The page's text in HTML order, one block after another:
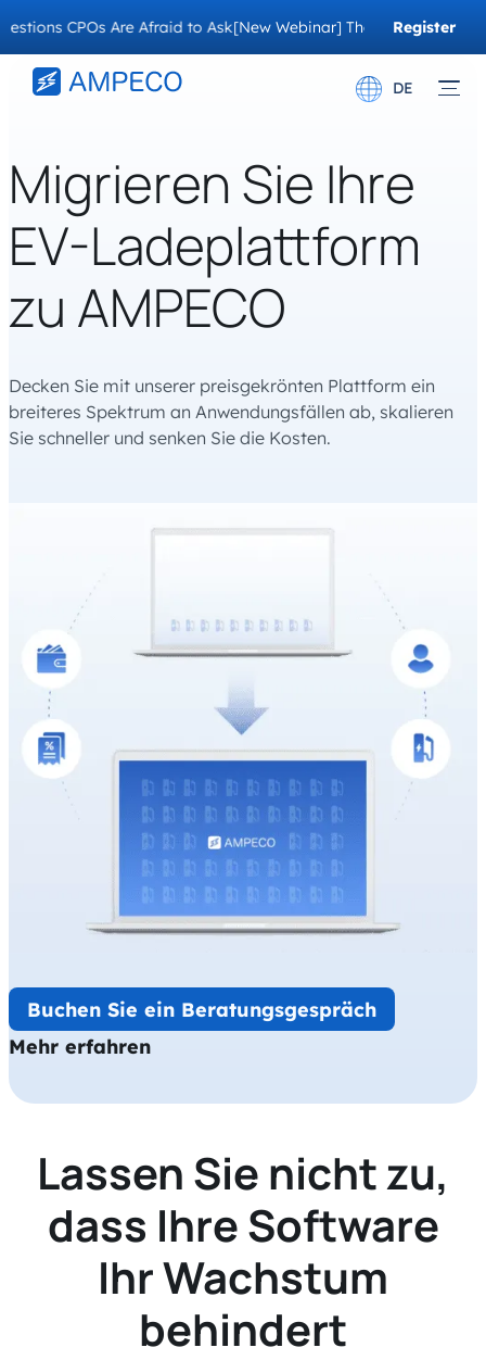
CPOs Are Afraid to Ask[New Webinar] The MigrationRegister
Now
DE
Français
Migrieren Sie Ihre
EV-Ladeplattform
zu AMPECO
Decken Sie mit unserer preisgekrönten Plattform ein
breiteres Spektrum an Anwendungsfällen ab, skalieren
Sie schneller und senken Sie die Kosten.
Buchen Sie ein Beratungsgespräch
Mehr erfahren
Lassen Sie nicht zu,
dass Ihre Software
Ihr Wachstum
behindert